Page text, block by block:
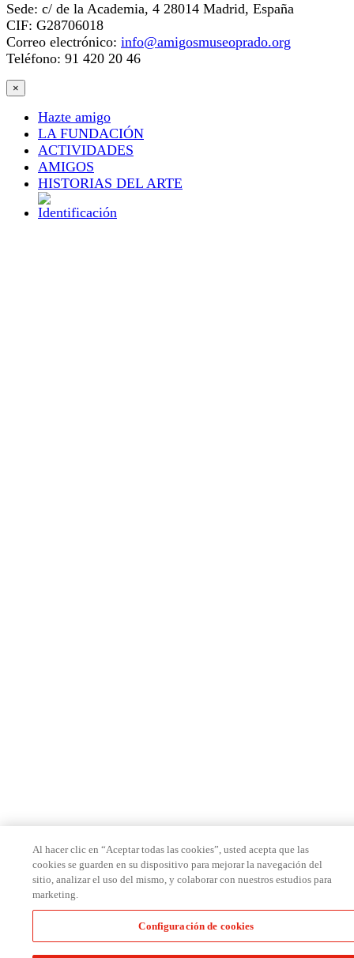
Sede: c/ de la Academia, 4 28014 Madrid, España
CIF: G28706018
Correo electrónico: info@amigosmuseoprado.org
Teléfono: 91 420 20 46
×
Hazte amigo
LA FUNDACIÓN
ACTIVIDADES
AMIGOS
HISTORIAS DEL ARTE
Al hacer clic en “Aceptar todas las cookies”, usted acepta que las
cookies se guarden en su dispositivo para mejorar la navegación del
sitio, analizar el uso del mismo, y colaborar con nuestros estudios para
marketing.
Configuración de cookies